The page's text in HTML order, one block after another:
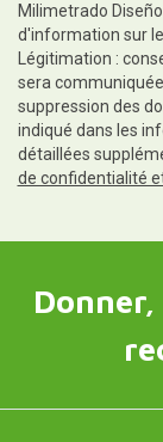
Milimetrado
d'information sur
Légitimation :
sera
suppression des
indiqué dans les
détaillées
de confidentialité